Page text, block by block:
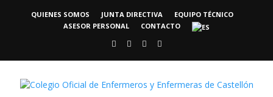
QUIENES SOMOS JUNTA DIRECTIVA
EQUIPO TÉCNICO
ASESOR PERSONAL
CONTACTO